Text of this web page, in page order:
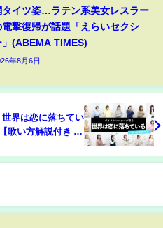
タイツ姿…ラテン系美女レスラー
電撃復帰が話題「えらいセクシ
」(ABEMA TIMES)
年8月6日
世界は恋に落ちてい
歌い方解説付き by